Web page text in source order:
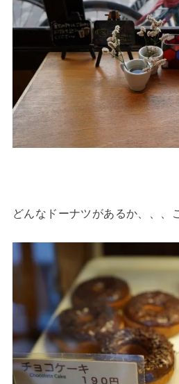
どんなドーナツがあるか、、、